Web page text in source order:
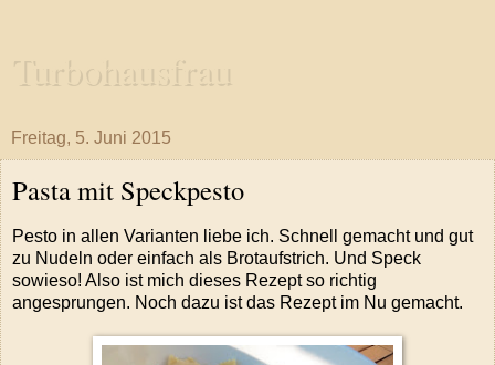
Turbohausfrau
Freitag, 5. Juni 2015
Pasta mit Speckpesto
Pesto in allen Varianten liebe ich. Schnell gemacht und gut
zu Nudeln oder einfach als Brotaufstrich. Und Speck
sowieso! Also ist mich dieses Rezept so richtig
angesprungen. Noch dazu ist das Rezept im Nu gemacht.